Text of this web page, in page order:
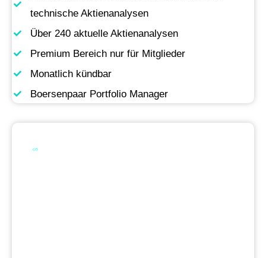
technische Aktienanalysen
Über 240 aktuelle Aktienanalysen
Premium Bereich nur für Mitglieder
Monatlich kündbar
Boersenpaar Portfolio Manager